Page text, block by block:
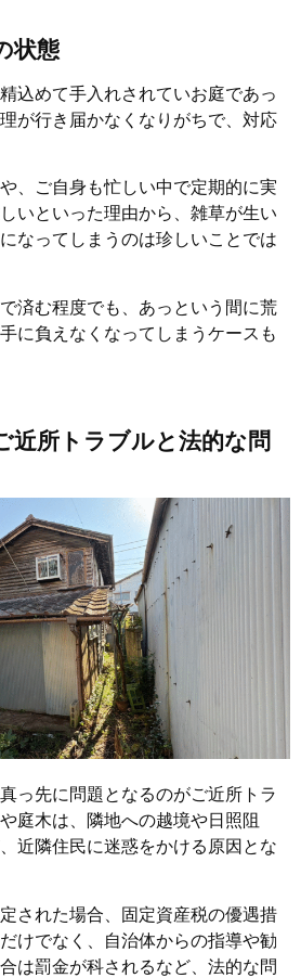
状態
込めて手入れされていお庭であっ
が行き届かなくなりがちで、対応
、ご自身も忙しい中で定期的に実
いといった理由から、雑草が生い
なってしまうのは珍しいことでは
済む程度でも、あっという間に荒
に負えなくなってしまうケースも
近所トラブルと法的な問
っ先に問題となるのがご近所トラ
庭木は、隣地への越境や日照阻
近隣住民に迷惑をかける原因とな
された場合、固定資産税の優遇措
けでなく、自治体からの指導や勧
は罰金が科されるなど、法的な問